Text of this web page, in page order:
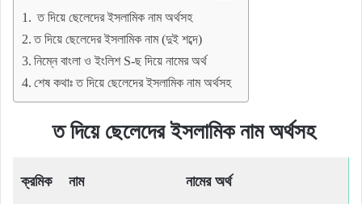
ত দিয়ে ছেলেদের ইসলামিক নাম অর্থসহ
ত দিয়ে ছেলেদের ইসলামিক নাম (দুই শব্দে)
নিম্নে বাংলা ও ইংলিশ S-ছ দিয়ে নামের অর্থ
শেষ কথাঃ ত দিয়ে ছেলেদের ইসলামিক নাম অর্থসহ
ত দিয়ে ছেলেদের ইসলামিক নাম অর্থসহ
ক্রমিক নাম নামের অর্থ